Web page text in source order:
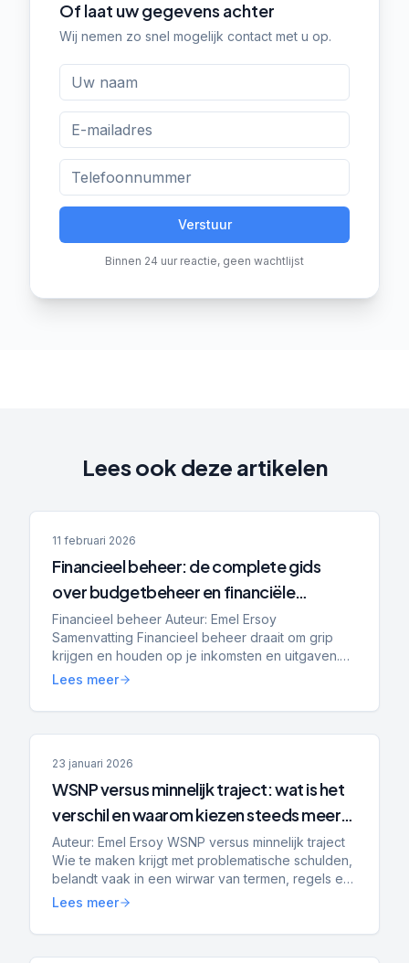
Of laat uw gegevens achter
Wij nemen zo snel mogelijk contact met u op.
Verstuur
Binnen 24 uur reactie, geen wachtlijst
Lees ook deze artikelen
11 februari 2026
Financieel beheer: de complete gids
over budgetbeheer en financiële
planning
Financieel beheer Auteur: Emel Ersoy
Samenvatting Financieel beheer draait om grip
krijgen en houden op je inkomsten en uitgaven.
Budgetbeheer helpt bij stabilisatie, het voorkomen
Lees meer
23 januari 2026
WSNP versus minnelijk traject: wat is het
verschil en waarom kiezen steeds meer
mensen voor Schuldenplatform?
Auteur: Emel Ersoy WSNP versus minnelijk traject
Wie te maken krijgt met problematische schulden,
belandt vaak in een wirwar van termen, regels en
trajecten. Twee begrippen die vrijwel altijd voorbij
Lees meer